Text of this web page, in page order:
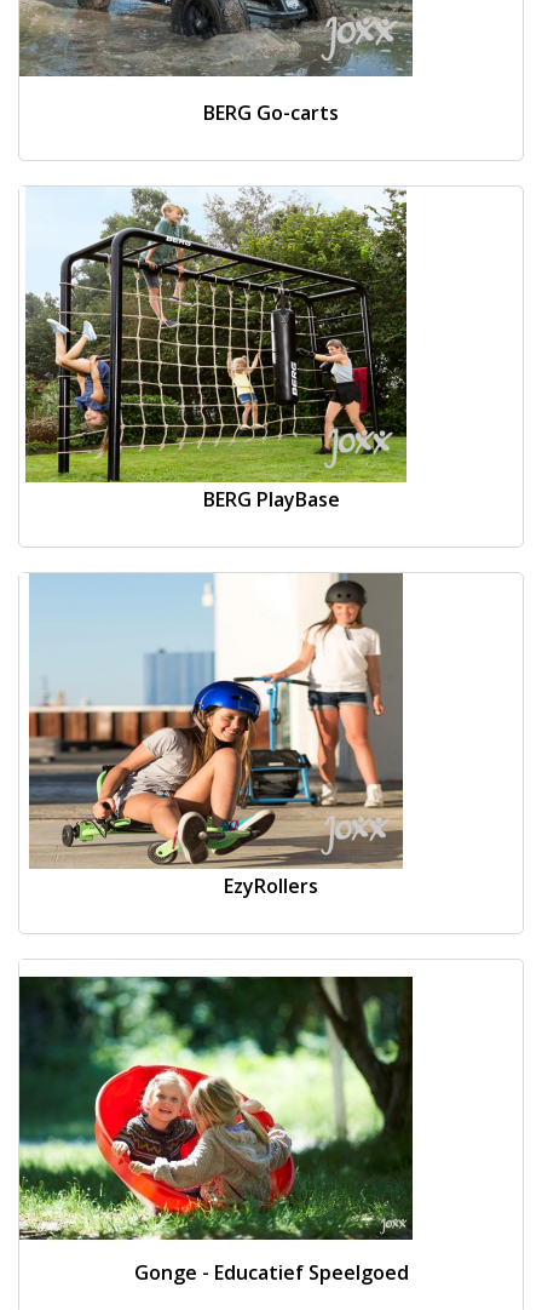
BERG Go-carts
BERG PlayBase
EzyRollers
Gonge - Educatief Speelgoed